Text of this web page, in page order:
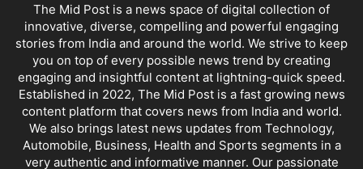
The Mid Post is a news space of digital collection of
innovative, diverse, compelling and powerful engaging
stories from India and around the world. We strive to keep
you on top of every possible news trend by creating
engaging and insightful content at lightning-quick speed.
Established in 2022, The Mid Post is a fast growing news
content platform that covers news from India and world.
We also brings latest news updates from Technology,
Automobile, Business, Health and Sports segments in a
very authentic and informative manner. Our passionate